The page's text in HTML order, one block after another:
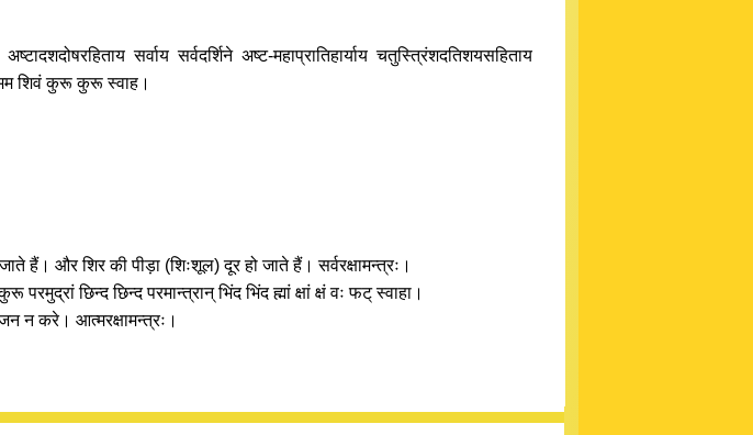
सर्वाय सर्वदर्शिने अष्ट-महाप्रातिहार्याय चतुस्त्रिंशदतिशयसहिताय
मम शिवं कुरू कुरू स्वाह।
हैं। और शिर की पीड़ा (शिःशूल) दूर हो जाते हैं। सर्वरक्षामन्त्रः।
छिन्द छिन्द परमान्त्रान् भिंद भिंद ह्मां क्षां क्षं वः फट् स्वाहा।
न करे। आत्मरक्षामन्त्रः।